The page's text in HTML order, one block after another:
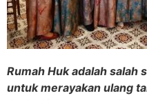
Rumah Huk adalah
untuk merayakan ulang